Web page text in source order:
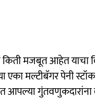
मजबूत आहेत याचा
एका मल्टीबॅगर पेनी
आपल्या